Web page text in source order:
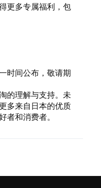
更多专属福利，包
时间公布，敬请期
的理解与支持。未
多来自日本的优质
者和消费者。